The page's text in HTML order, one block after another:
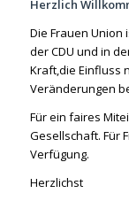
Herzlich
Die Frauen Union
der CDU und in
Kraft,die Einfluss
Veränderungen
Für ein faires
Gesellschaft. Für
Verfügung.
Herzlichst